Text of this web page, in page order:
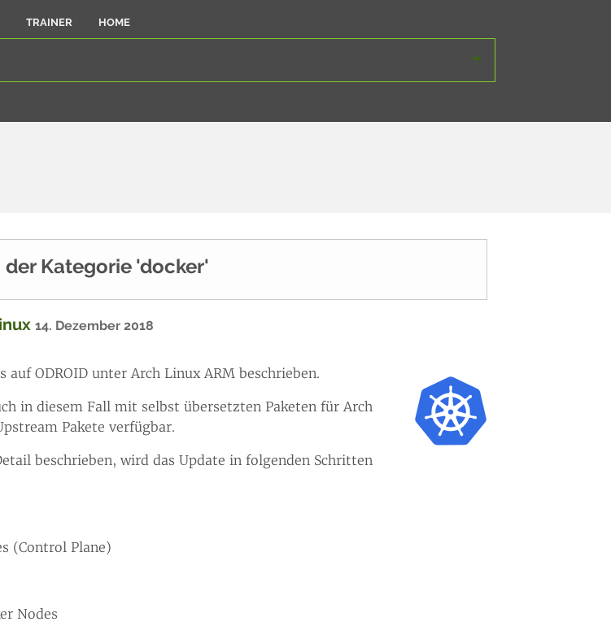
TRAINER HOME
Kategorie 'docker'
14. Dezember 2018
ODROID unter Arch Linux ARM beschrieben.
in diesem Fall mit selbst übersetzten Paketen für Arch
Pakete verfügbar.
beschrieben, wird das Update in folgenden Schritten
(Control Plane)
Nodes